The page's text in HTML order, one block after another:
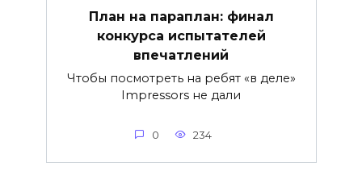
План на параплан: финал
конкурса испытателей
впечатлений
Чтобы посмотреть на ребят «в деле»
Impressors не дали
0 234